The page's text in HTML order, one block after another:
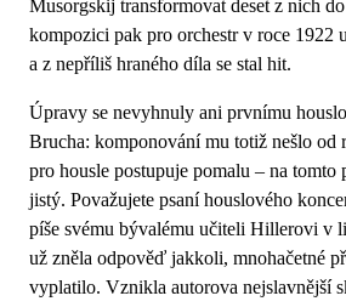
Musorgskij transformovat deset z nich
kompozici pak pro orchestr v roce 1922
a z nepříliš hraného díla se stal hit.
Úpravy se nevyhnuly ani prvnímu
Brucha: komponování mu totiž nešlo od
pro housle postupuje pomalu – na tomto
jistý. Považujete psaní houslového
píše svému bývalému učiteli Hillerovi v
už zněla odpověď jakkoli, mnohačetné
vyplatilo. Vznikla autorova nejslavnější